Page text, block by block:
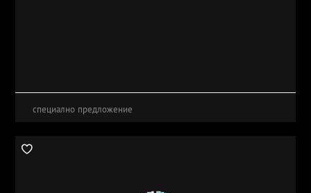
специално предложение